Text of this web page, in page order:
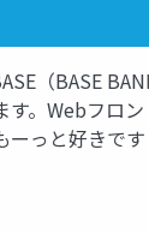
（BASE
す。Webフロ
っと好きです